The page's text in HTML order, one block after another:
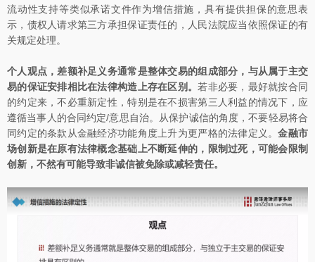
流动性支持等类似承诺文件作为增信措施，具有提供担保的意思表
示，债权人请求第三方承担保证责任的，人民法院应当依照保证的有
关规定处理。
个人观点，差额补足义务通常是整体交易的组成部分，与从属于主交
易的保证安排相比在法律构造上存在区别。若非必要，最好就按合同
的约定来，不必重新定性，特别是在不损害第三人利益的情况下，应
遵循当事人的合同约定/意思自治。从保护诚信的角度，不要轻易将合
同约定的条款从金融经济功能角度上升为更严格的法律定义。金融市
场创新是在原有法律概念基础上不断延伸的，限制过死，可能会限制
创新，不然有可能导致非诚信被免除或减轻责任。